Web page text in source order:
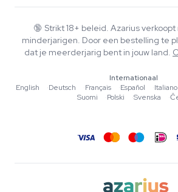
Veelgestelde vragen
Privacybeleid
Wiki
Muziek
Redactionele normen
Tools & Calculators
🔞 Strikt 18+ beleid. Azarius
minderjarigen. Door een bestelling te
dat je meerderjarig bent in jouw land.
Internationaal
English
·Deutsch ·Français ·Español ·Italiano
Suomi
·Polski ·Svenska ·